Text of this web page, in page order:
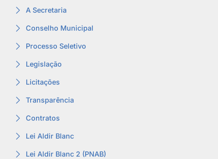
A Secretaria
Conselho Municipal
Processo Seletivo
Legislação
Licitações
Transparência
Contratos
Lei Aldir Blanc
Lei Aldir Blanc 2 (PNAB)